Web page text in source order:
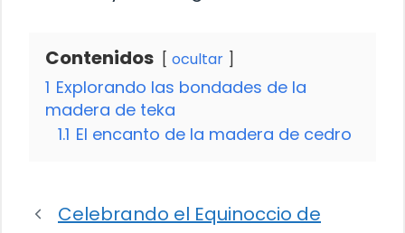
Contenidos ocultar
1 Explorando las bondades de la
madera de teka
1.1 El encanto de la madera de cedro
Celebrando el Equinoccio de